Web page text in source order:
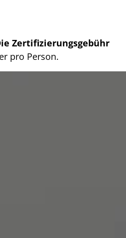
Zertifizierungsgebühr
pro Person.